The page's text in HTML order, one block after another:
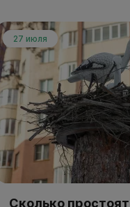
27 июля
Сколько простоят